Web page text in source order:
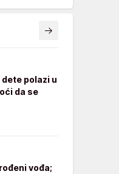
polazi u
da se
vođa;